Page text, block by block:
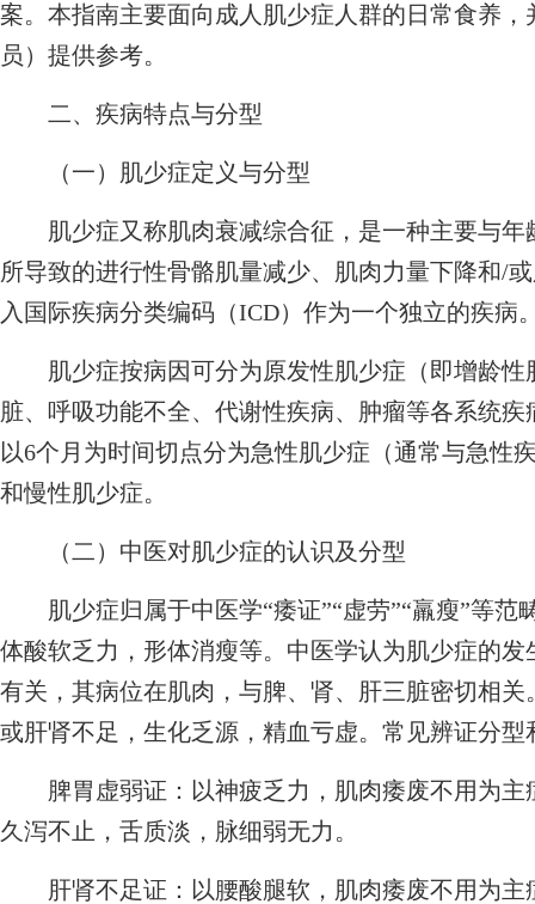
案。本指南主要面向成人肌少症人群的日常食养
员）提供参考。
二、疾病特点与分型
（一）肌少症定义与分型
肌少症又称肌肉衰减综合征，是一种主要与年
所导致的进行性骨骼肌量减少、肌肉力量下降和/
入国际疾病分类编码（ICD）作为一个独立的疾病
肌少症按病因可分为原发性肌少症（即增龄性
脏、呼吸功能不全、代谢性疾病、肿瘤等各系统
以6个月为时间切点分为急性肌少症（通常与急性
和慢性肌少症。
（二）中医对肌少症的认识及分型
肌少症归属于中医学“痿证”“虚劳”“羸瘦”等范
体酸软乏力，形体消瘦等。中医学认为肌少症的
有关，其病位在肌肉，与脾、肾、肝三脏密切相
或肝肾不足，生化乏源，精血亏虚。常见辨证分型
脾胃虚弱证：以神疲乏力，肌肉痿废不用为主
久泻不止，舌质淡，脉细弱无力。
肝肾不足证：以腰酸腿软，肌肉痿废不用为主